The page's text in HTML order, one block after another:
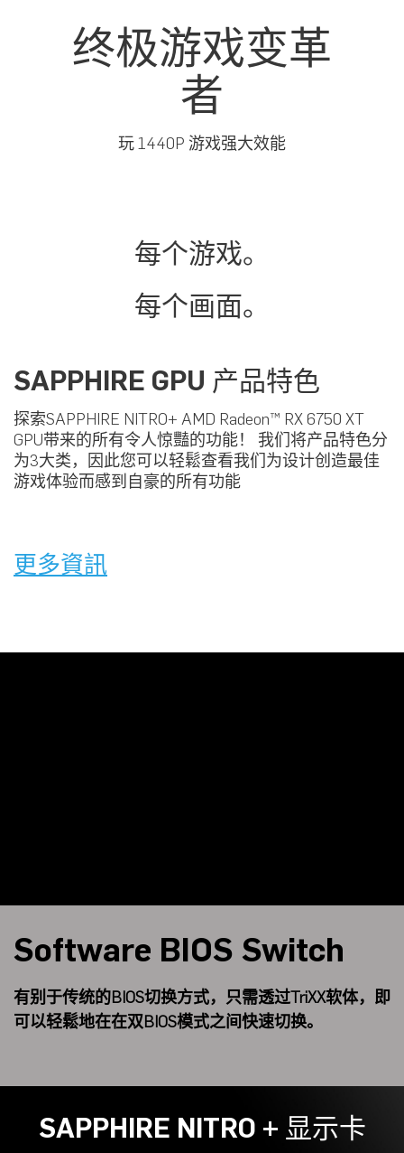
终极游戏变革
者
玩 1440P 游戏强大效能
每个游戏。
每个画面。
SAPPHIRE GPU 产品特色
探索SAPPHIRE NITRO+ AMD Radeon™ RX 6750 XT
GPU带来的所有令人惊豔的功能！ 我们将产品特色分
为3大类，因此您可以轻鬆查看我们为设计创造最佳
游戏体验而感到自豪的所有功能
更多資訊
Software BIOS Switch
有别于传统的BIOS切换方式，只需透过TriXX软体，即
可以轻鬆地在在双BIOS模式之间快速切换。
SAPPHIRE NITRO + 显示卡